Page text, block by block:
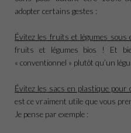
adopter certains gestes :
Évitez les fruits et légumes sous
fruits et légumes bios ! Et
« conventionnel » plutôt qu’un
Évitez les sacs en plastique
est ce vraiment utile que vous
Je pense par exemple :